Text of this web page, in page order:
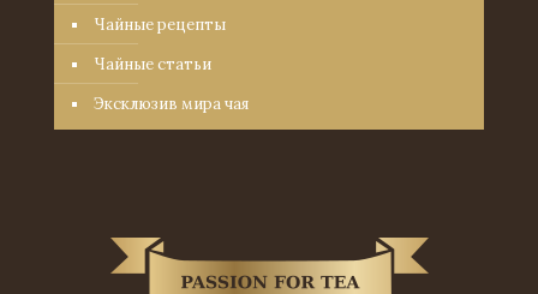
Чайные рецепты
Чайные статьи
Эксклюзив мира чая